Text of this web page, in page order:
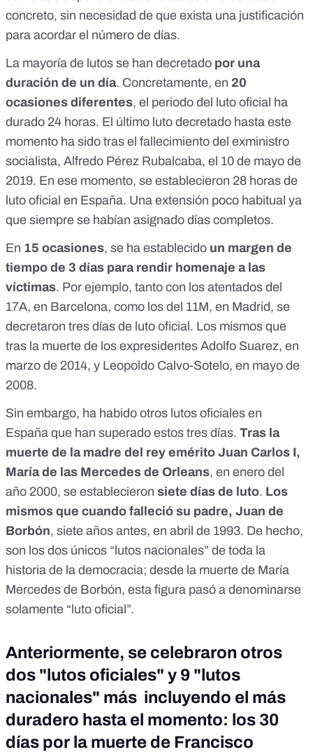
concreto, sin necesidad de que exista una justificación
para acordar el número de días.
La mayoría de lutos se han decretado por una
duración de un día. Concretamente, en 20
ocasiones diferentes, el periodo del luto oficial ha
durado 24 horas. El último luto decretado hasta este
momento ha sido tras el fallecimiento del exministro
socialista, Alfredo Pérez Rubalcaba, el 10 de mayo de
2019. En ese momento, se establecieron 28 horas de
luto oficial en España. Una extensión poco habitual ya
que siempre se habían asignado días completos.
En 15 ocasiones, se ha establecido un margen de
tiempo de 3 días para rendir homenaje a las
víctimas. Por ejemplo, tanto con los atentados del
17A, en Barcelona, como los del 11M, en Madrid, se
decretaron tres días de luto oficial. Los mismos que
tras la muerte de los expresidentes Adolfo Suarez, en
marzo de 2014, y Leopoldo Calvo-Sotelo, en mayo de
2008.
Sin embargo, ha habido otros lutos oficiales en
España que han superado estos tres días. Tras la
muerte de la madre del rey emérito Juan Carlos I,
María de las Mercedes de Orleans, en enero del
año 2000, se establecieron siete días de luto. Los
mismos que cuando falleció su padre, Juan de
Borbón, siete años antes, en abril de 1993. De hecho,
son los dos únicos “lutos nacionales” de toda la
historia de la democracia; desde la muerte de María
Mercedes de Borbón, esta figura pasó a denominarse
solamente “luto oficial”.
Anteriormente, se celebraron otros
dos "lutos oficiales" y 9 "lutos
nacionales" más incluyendo el más
duradero hasta el momento: los 30
días por la muerte de Francisco